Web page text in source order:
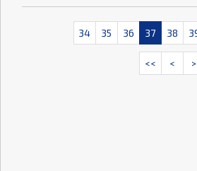
34 35 36 37 38
<< < >